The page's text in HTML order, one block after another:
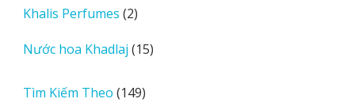
phẩm
Khalis Perfumes 22
phẩm
Nước hoa Khadlaj 1515
Tìm Kiếm Theo 149149